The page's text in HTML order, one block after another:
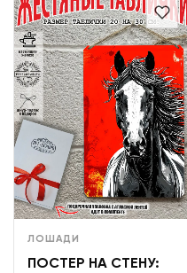
ЛОШАДИ
ПОСТЕР НА СТЕНУ: